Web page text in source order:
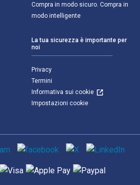
Compra in modo sicuro. Compra in
modo intelligente
La tua sicurezza è importante per
noi
Privacy
Termini
Informativa sui cookie
Impostazioni cookie